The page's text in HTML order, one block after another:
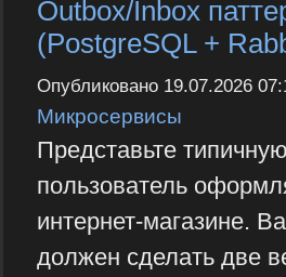
Outbox/Inbox
(PostgreSQL +
Опубликовано 19.07.2026
Микросервисы
Представьте
пользователь
интернет-магазине.
должен сделать две